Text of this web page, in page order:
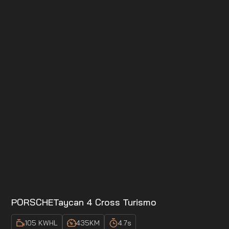
PORSCHETaycan 4 Cross Turismo
105 KWHL 435KM 4.7s